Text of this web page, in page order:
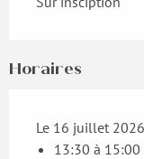
Horaires
Le 16 juillet 2026
13:30 à 15:00